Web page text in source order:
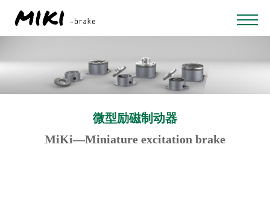
微型励磁制动器
MiKi—Miniature excitation brake